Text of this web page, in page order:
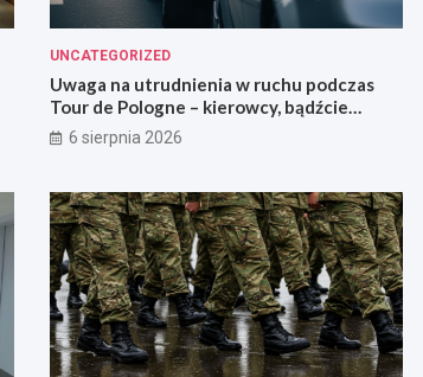
UNCATEGORIZED
Uwaga na utrudnienia w ruchu podczas
Tour de Pologne – kierowcy, bądźcie
przygotowani!
6 sierpnia 2026